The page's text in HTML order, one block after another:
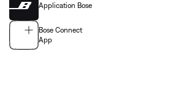
Application Bose
Bose Connect
App